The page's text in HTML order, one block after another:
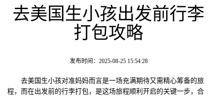
去美国生小孩出发前行李
打包攻略
发布时间：2025-08-25 15:54:28
去美国生小孩对准妈妈而言是一场充满期待又需精心筹备的旅
程，而在出发前的行李打包，是这场旅程顺利开启的关键一步，合